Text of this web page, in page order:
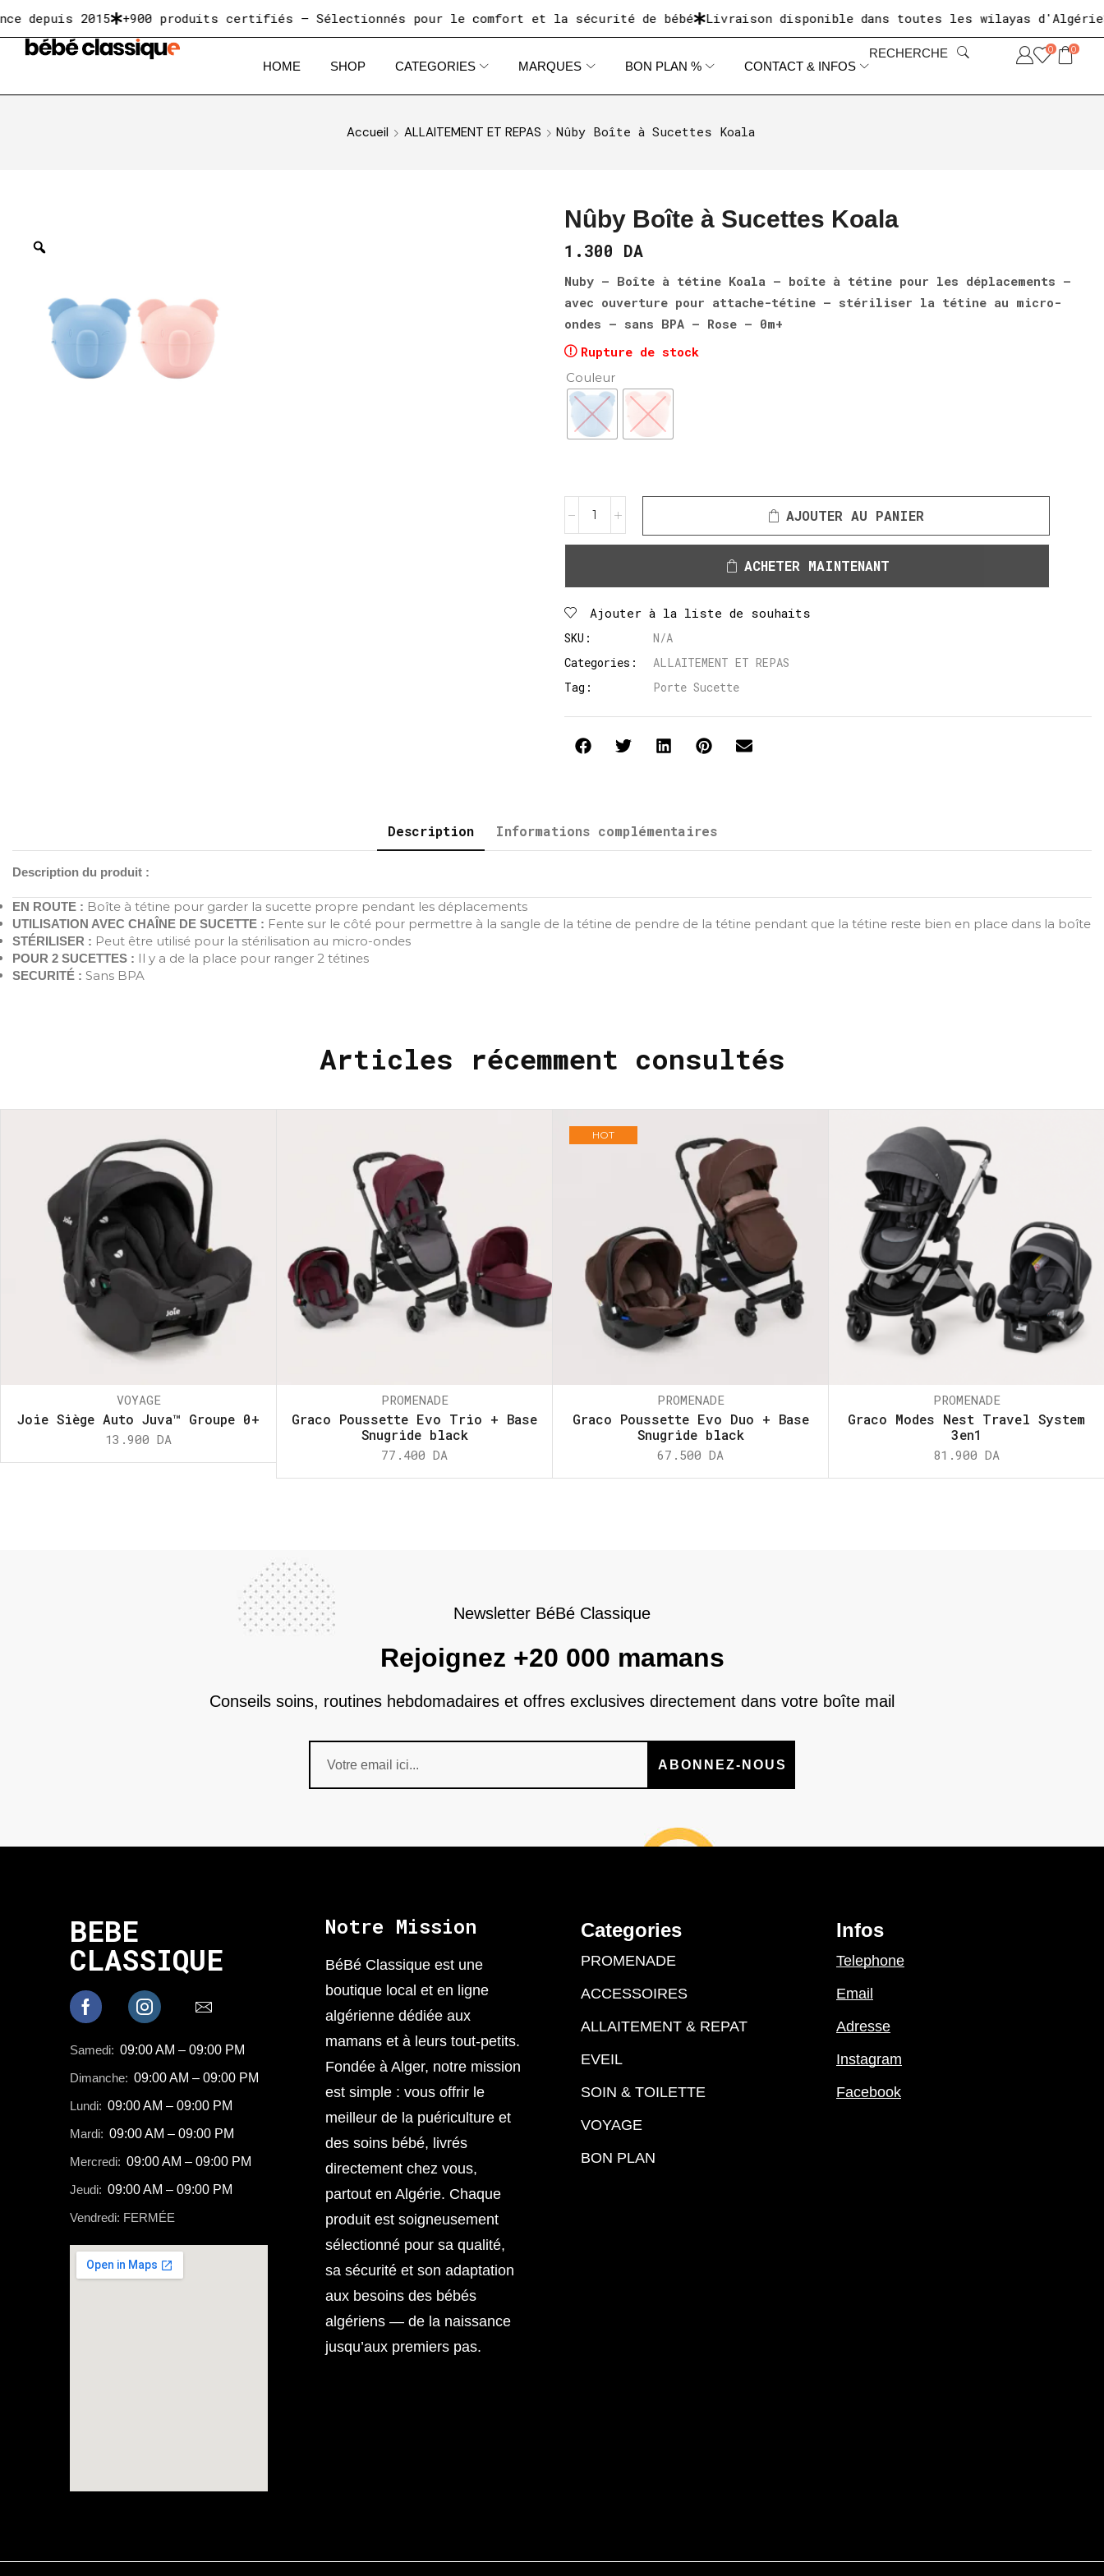
2015 +900 produits certifiés — Sélectionnés pour le comfort et la sécurité de bébé Livraison disponible dans toutes les wilayas d'Algérie
HOME SHOP CATEGORIES MARQUES BON PLAN % CONTACT & INFOS
RECHERCHE 0 0
Accueil ALLAITEMENT ET REPAS Nûby Boîte à Sucettes Koala
Nûby Boîte à Sucettes Koala
1.300 DA
Nuby – Boîte à tétine Koala – boîte à tétine pour les déplacements –
avec ouverture pour attache-tétine – stériliser la tétine au micro-
ondes – sans BPA – Rose – 0m+
Rupture de stock
Couleur
AJOUTER AU PANIER
ACHETER MAINTENANT
Ajouter à la liste de souhaits
SKU:
N/A
Categories:
ALLAITEMENT ET REPAS
Tag:
Porte Sucette
Description Informations complémentaires
Description du produit :
EN ROUTE : Boîte à tétine pour garder la sucette propre pendant les déplacements
UTILISATION AVEC CHAÎNE DE SUCETTE : Fente sur le côté pour permettre à la sangle de la tétine de pendre de la tétine pendant que la tétine reste bien en place dans la boîte
STÉRILISER : Peut être utilisé pour la stérilisation au micro-ondes
POUR 2 SUCETTES : Il y a de la place pour ranger 2 tétines
SECURITÉ : Sans BPA
Articles récemment consultés
VOYAGE
Joie Siège Auto Juva™ Groupe 0+
13.900 DA
PROMENADE
Graco Poussette Evo Trio + Base
Snugride black
77.400 DA
HOT
PROMENADE
Graco Poussette Evo Duo + Base
Snugride black
67.500 DA
PROMENADE
Graco Modes Nest Travel System
3en1
81.900 DA
Newsletter BéBé Classique
Rejoignez +20 000 mamans
Conseils soins, routines hebdomadaires et offres exclusives directement dans votre boîte mail
ABONNEZ-NOUS
BEBE
CLASSIQUE
Samedi: 09:00 AM – 09:00 PM
Dimanche: 09:00 AM – 09:00 PM
Lundi: 09:00 AM – 09:00 PM
Mardi: 09:00 AM – 09:00 PM
Mercredi: 09:00 AM – 09:00 PM
Jeudi: 09:00 AM – 09:00 PM
Vendredi: FERMÉE
Notre Mission
BéBé Classique est une
boutique local et en ligne
algérienne dédiée aux
mamans et à leurs tout-petits.
Fondée à Alger, notre mission
est simple : vous offrir le
meilleur de la puériculture et
des soins bébé, livrés
directement chez vous,
partout en Algérie. Chaque
produit est soigneusement
sélectionné pour sa qualité,
sa sécurité et son adaptation
aux besoins des bébés
algériens — de la naissance
jusqu’aux premiers pas.
Categories
PROMENADE
ACCESSOIRES
ALLAITEMENT & REPAT
EVEIL
SOIN & TOILETTE
VOYAGE
BON PLAN
Infos
Telephone
Email
Adresse
Instagram
Facebook